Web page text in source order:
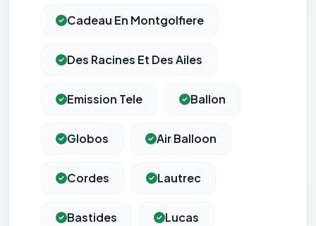
Cadeau En Montgolfiere
Des Racines Et Des Ailes
Emission Tele Ballon
Globos Air Balloon
Cordes Lautrec
Bastides Lucas